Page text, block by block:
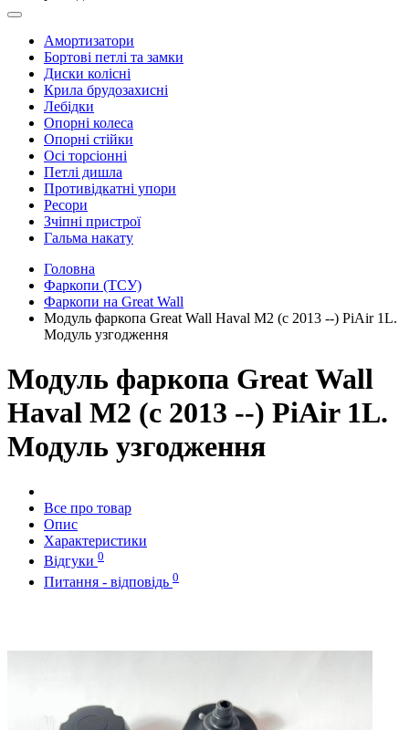
Амортизатори
Бортові петлі та замки
Диски колісні
Крила брудозахисні
Лебідки
Опорні колеса
Опорні стійки
Осі торсіонні
Петлі дишла
Противідкатні упори
Ресори
Зчіпні пристрої
Гальма накату
Головна
Фаркопи (ТСУ)
Фаркопи на Great Wall
Модуль фаркопа Great Wall Haval M2 (c 2013 --) PiAir 1L.
Модуль узгодження
Модуль фаркопа Great Wall
Haval M2 (c 2013 --) PiAir 1L.
Модуль узгодження
Все про товар
Опис
Характеристики
Відгуки 0
Питання - відповідь 0